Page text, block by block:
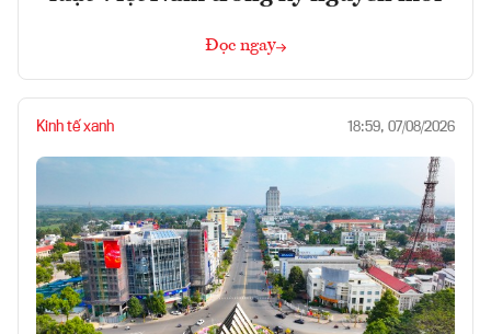
Đọc ngay
Kinh tế xanh 18:59, 07/08/2026